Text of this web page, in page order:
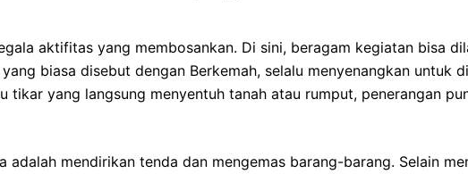
aktifitas yang membosankan. Di sini, beragam kegiatan bisa
biasa disebut dengan Berkemah, selalu menyenangkan untuk
yang langsung menyentuh tanah atau rumput, penerangan
mendirikan tenda dan mengemas barang-barang. Selain